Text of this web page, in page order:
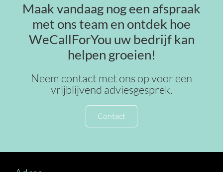
Maak vandaag nog een afspraak
met ons team en ontdek hoe
WeCallForYou uw bedrijf kan
helpen groeien!
Neem contact met ons op voor een
vrijblijvend adviesgesprek.
Contact